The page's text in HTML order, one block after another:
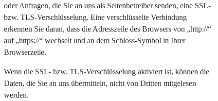
oder Anfragen, die Sie an uns als Seitenbetreiber senden, eine SSL-
bzw. TLS-Verschlüsselung. Eine verschlüsselte Verbindung
erkennen Sie daran, dass die Adresszeile des Browsers von „http://“
auf „https://“ wechselt und an dem Schloss-Symbol in Ihrer
Browserzeile.
Wenn die SSL- bzw. TLS-Verschlüsselung aktiviert ist, können die
Daten, die Sie an uns übermitteln, nicht von Dritten mitgelesen
werden.